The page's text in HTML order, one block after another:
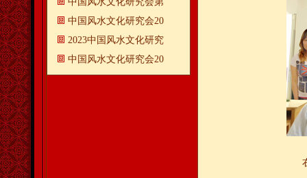
中国风水文化研究会20
2023中国风水文化研究
中国风水文化研究会20